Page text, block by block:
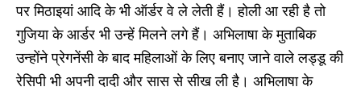
पर मिठाइयां आदि के भी ऑर्डर वे ले लेती हैं। होली आ रही है तो
गुजिया के आर्डर भी उन्हें मिलने लगे हैं। अभिलाषा के मुताबिक
उन्होंने प्रेगनेंसी के बाद महिलाओं के लिए बनाए जाने वाले लड्डू की
रेसिपी भी अपनी दादी और सास से सीख ली है। अभिलाषा के